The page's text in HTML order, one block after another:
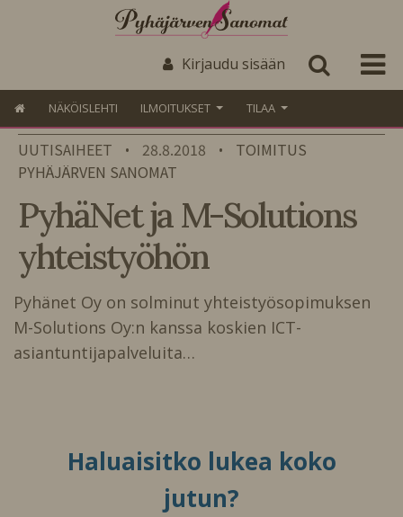
Kirjaudu sisään
NÄKÖISLEHTI ILMOITUKSET TILAA
UUTISAIHEET • 28.8.2018 •
TOIMITUS
PYHÄJÄRVEN SANOMAT
PyhäNet ja M-Solutions
yhteistyöhön
Pyhänet Oy on solminut yhteistyösopimuksen
M-Solutions Oy:n kanssa koskien ICT-
asiantuntijapalveluita…
Haluaisitko lukea koko
jutun?